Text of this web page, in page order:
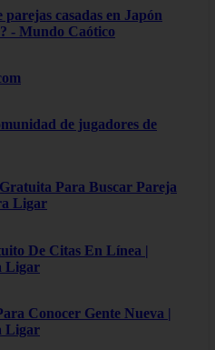
parejas casadas en Japón
- Mundo Caótico
de jugadores de
Para Buscar Pareja
Ligar
De Citas En Línea |
Ligar
Conocer Gente Nueva |
Ligar